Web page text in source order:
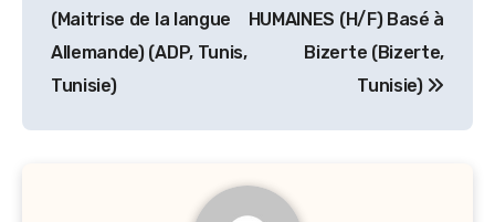
l’article
(Maitrise de la langue
Allemande) (ADP, Tunis,
Tunisie)
HUMAINES (H/F) Basé à
Bizerte (Bizerte,
Tunisie)